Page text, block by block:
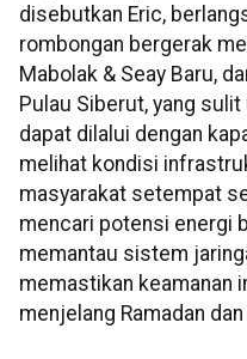
disebutkan Eric,
rombongan bergerak
Mabolak & Seay Baru,
Pulau Siberut, yang
dapat dilalui dengan
melihat kondisi
masyarakat setempat
mencari potensi energi
memantau sistem
memastikan keamanan
menjelang Ramadan